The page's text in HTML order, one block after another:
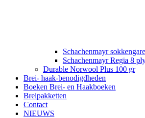
Schachenmayr
Schachenmayr Regia 8
Durable Norwool Plus 100 gr
Brei- haak-benodigdheden
Boeken Brei- en Haakboeken
Breipakketten
Contact
NIEUWS